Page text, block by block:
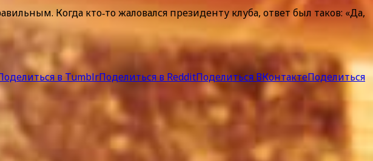
Когда кто‑то жаловался президенту клуба, ответ был таков: «Да,
в TumblrПоделиться в RedditПоделиться ВКонтактеПоделиться